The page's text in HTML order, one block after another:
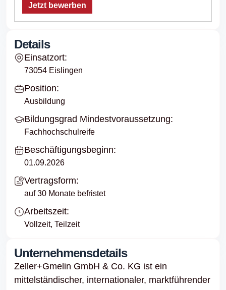
Jetzt bewerben
Details
Einsatzort:
73054 Eislingen
Position:
Ausbildung
Bildungsgrad Mindestvoraussetzung:
Fachhochschulreife
Beschäftigungsbeginn:
01.09.2026
Vertragsform:
auf 30 Monate befristet
Arbeitszeit:
Vollzeit, Teilzeit
Unternehmensdetails
Zeller+Gmelin GmbH & Co. KG ist ein
mittelständischer, internationaler, marktführender